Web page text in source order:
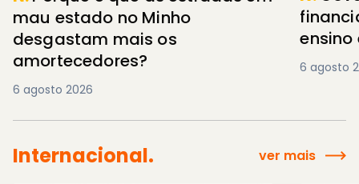
mau estado no Minho
desgastam mais os
amortecedores?
6 agosto 2026
ensino
6 agosto
Internacional. ver mais